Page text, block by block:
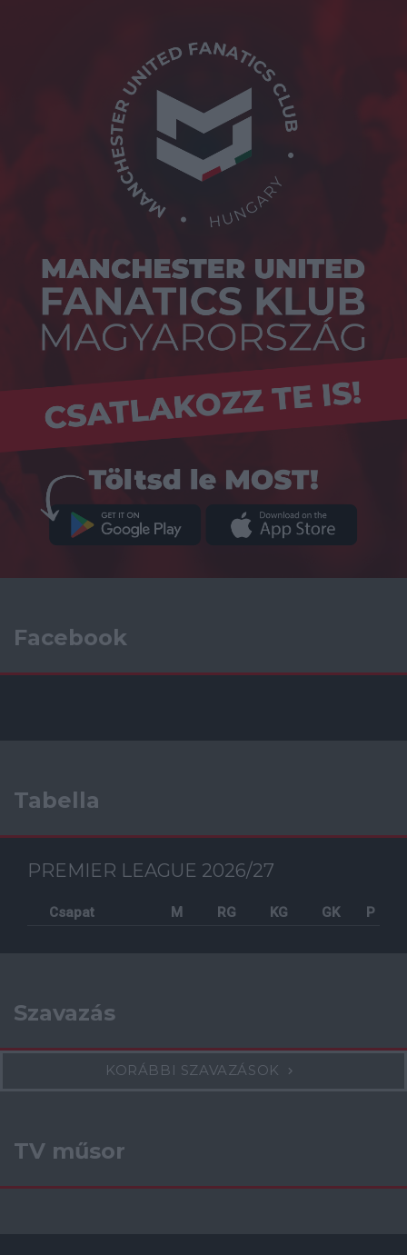
Facebook
Tabella
PREMIER LEAGUE 2026/27
Csapat M RG KG GK P
Szavazás
KORÁBBI SZAVAZÁSOK
TV műsor